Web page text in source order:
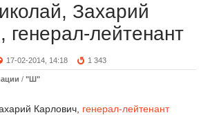
Захарий
генерал-лейтенант
17-02-2014, 14:18 1 343
/ "Ш"
Карлович, генерал-лейтенант